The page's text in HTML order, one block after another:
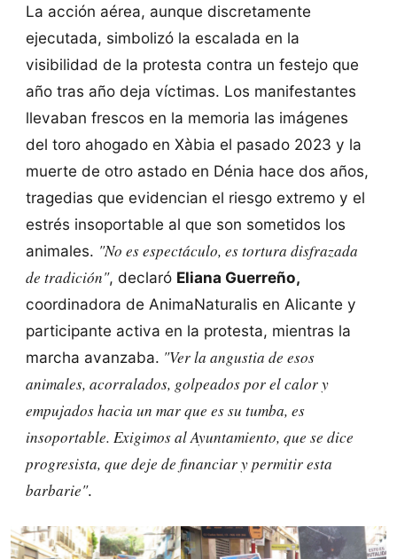
La acción aérea, aunque discretamente
ejecutada, simbolizó la escalada en la
visibilidad de la protesta contra un festejo que
año tras año deja víctimas. Los manifestantes
llevaban frescos en la memoria las imágenes
del toro ahogado en Xàbia el pasado 2023 y la
muerte de otro astado en Dénia hace dos años,
tragedias que evidencian el riesgo extremo y el
estrés insoportable al que son sometidos los
animales. "No es espectáculo, es tortura disfrazada
de tradición", declaró Eliana Guerreño,
coordinadora de AnimaNaturalis en Alicante y
participante activa en la protesta, mientras la
marcha avanzaba. "Ver la angustia de esos
animales, acorralados, golpeados por el calor y
empujados hacia un mar que es su tumba, es
insoportable. Exigimos al Ayuntamiento, que se dice
progresista, que deje de financiar y permitir esta
barbarie".